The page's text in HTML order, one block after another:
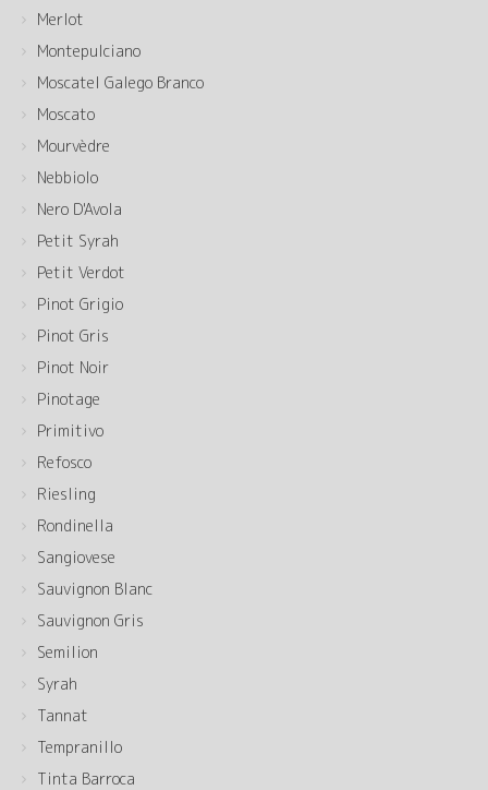
Merlot
Montepulciano
Moscatel Galego Branco
Moscato
Mourvèdre
Nebbiolo
Nero D'Avola
Petit Syrah
Petit Verdot
Pinot Grigio
Pinot Gris
Pinot Noir
Pinotage
Primitivo
Refosco
Riesling
Rondinella
Sangiovese
Sauvignon Blanc
Sauvignon Gris
Semilion
Syrah
Tannat
Tempranillo
Tinta Barroca